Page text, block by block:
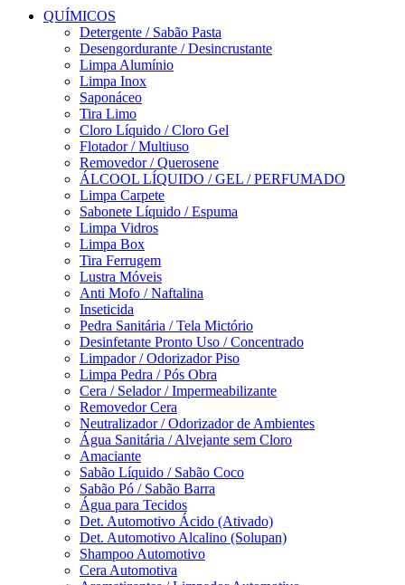
QUÍMICOS
Detergente / Sabão Pasta
Desengordurante / Desincrustante
Limpa Alumínio
Limpa Inox
Saponáceo
Tira Limo
Cloro Líquido / Cloro Gel
Flotador / Multiuso
Removedor / Querosene
ÁLCOOL LÍQUIDO / GEL / PERFUMADO
Limpa Carpete
Sabonete Líquido / Espuma
Limpa Vidros
Limpa Box
Tira Ferrugem
Lustra Móveis
Anti Mofo / Naftalina
Inseticida
Pedra Sanitária / Tela Mictório
Desinfetante Pronto Uso / Concentrado
Limpador / Odorizador Piso
Limpa Pedra / Pós Obra
Cera / Selador / Impermeabilizante
Removedor Cera
Neutralizador / Odorizador de Ambientes
Água Sanitária / Alvejante sem Cloro
Amaciante
Sabão Líquido / Sabão Coco
Sabão Pó / Sabão Barra
Água para Tecidos
Det. Automotivo Ácido (Ativado)
Det. Automotivo Alcalino (Solupan)
Shampoo Automotivo
Cera Automotiva